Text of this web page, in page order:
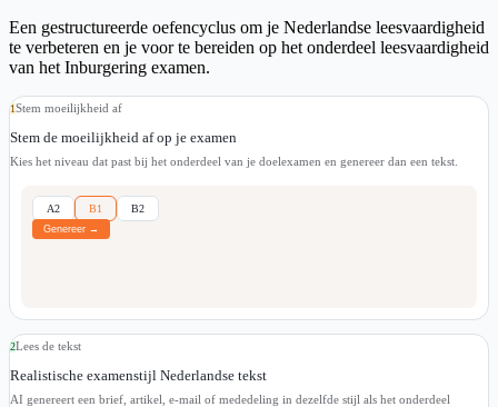
Een gestructureerde oefencyclus om je Nederlandse leesvaardigheid
te verbeteren en je voor te bereiden op het onderdeel leesvaardigheid
van het Inburgering examen.
1Stem moeilijkheid af
Stem de moeilijkheid af op je examen
Kies het niveau dat past bij het onderdeel van je doelexamen en genereer dan een tekst.
A2 B1 B2
Genereer →
2Lees de tekst
Realistische examenstijl Nederlandse tekst
AI genereert een brief, artikel, e-mail of mededeling in dezelfde stijl als het onderdeel